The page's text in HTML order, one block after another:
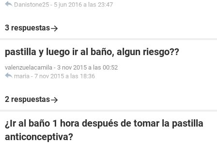
Danistone25 - 5 jun 2016 a las 23:47
3 respuestas
pastilla y luego ir al baño, algun riesgo??
valenzuelacamila - 3 nov 2015 a las 00:52
maria - 7 nov 2015 a las 18:36
2 respuestas
¿Ir al baño 1 hora después de tomar la pastilla
anticonceptiva?